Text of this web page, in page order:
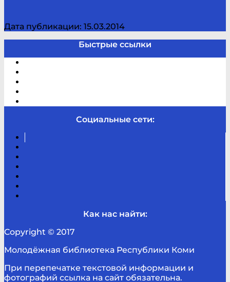
Дата публикации: 15.03.2014
Быстрые ссылки
Социальные сети:
Как нас найти:
Copyright © 2017
Молодёжная библиотека Республики Коми
При перепечатке текстовой информации и
фотографий ссылка на сайт обязательна.